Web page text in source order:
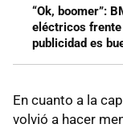
“Ok, boomer”:
eléctricos frente
publicidad es
En cuanto a la
volvió a hacer